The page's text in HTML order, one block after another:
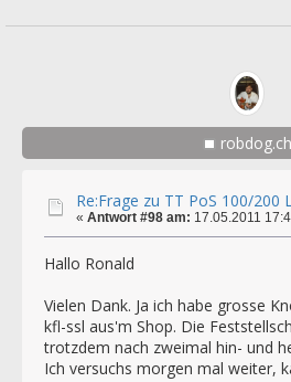
robdog.ch
Re:Frage zu TT PoS 100/200
« Antwort #98 am: 17.05.2011
Hallo Ronald
Vielen Dank. Ja ich habe grosse
kfl-ssl aus'm Shop. Die
trotzdem nach zweimal hin- und
Ich versuchs morgen mal weiter,